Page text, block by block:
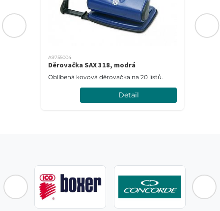
A9755004
Děrovačka SAX 318, modrá
Oblíbená kovová děrovačka na 20 listů.
Detail